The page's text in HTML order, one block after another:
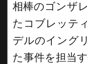
相棒のゴンザ
たコブレッテ
デルのイング
た事件を担当す